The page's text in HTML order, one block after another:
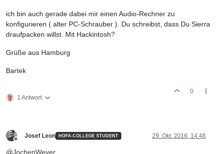
ich bin auch gerade dabei mir einen Audio-Rechner zu
konfigurieren ( alter PC-Schrauber ). Du schreibst, dass Du Sierra
draufpacken willst. Mit Hackintosh?
Grüße aus Hamburg
Bartek
1 Antwort
0
Offline
Josef Leon HOFA-COLLEGE STUDENT 29. Okt. 2016, 14:48
@JochenWeyer